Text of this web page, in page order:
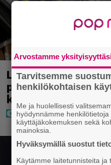
Lapset ostivat
päävoitto tuli,
kävikään
Arvostamme
Tarvitsemme
henkilökohtaisen
Me ja huolellisesti
hyödynnämme
käyttäjäkokemuksen sekä
mainoksia.
Hyväksymällä suostut
Käytämme laitetunnisteita ja